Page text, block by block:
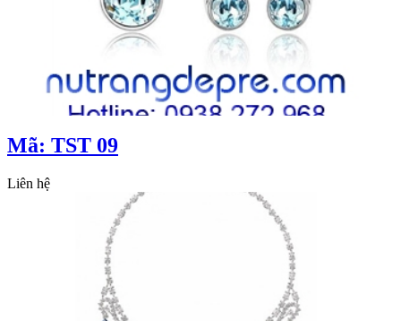
Mã: TST 09
Liên hệ